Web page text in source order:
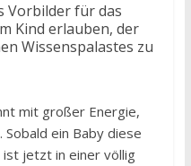
Vorbilder für das
Kind erlauben, der
Wissenspalastes zu
mit großer Energie,
ein Baby diese
jetzt in einer völlig